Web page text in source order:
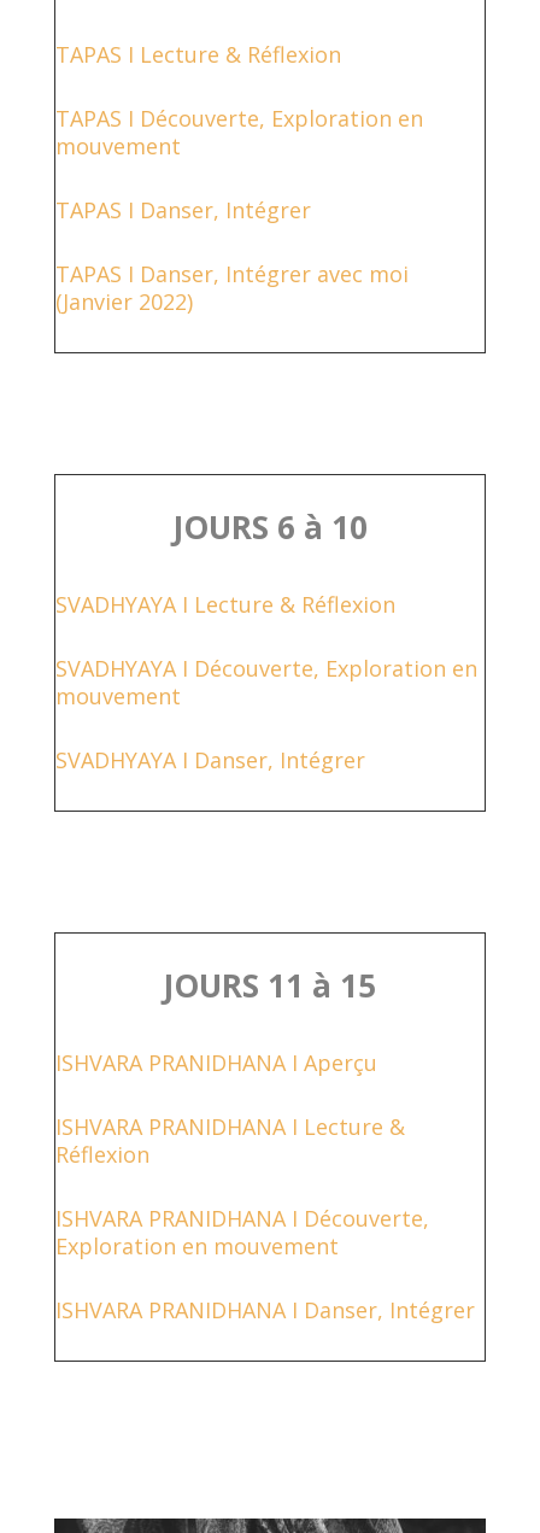
TAPAS I Lecture & Réflexion
TAPAS I Découverte, Exploration en
mouvement
TAPAS I Danser, Intégrer
TAPAS I Danser, Intégrer avec moi
(Janvier 2022)
JOURS 6 à 10
SVADHYAYA I Lecture & Réflexion
SVADHYAYA I Découverte, Exploration en
mouvement
SVADHYAYA I Danser, Intégrer
JOURS 11 à 15
ISHVARA PRANIDHANA I Aperçu
ISHVARA PRANIDHANA I Lecture &
Réflexion
ISHVARA PRANIDHANA I Découverte,
Exploration en mouvement
ISHVARA PRANIDHANA I Danser, Intégrer